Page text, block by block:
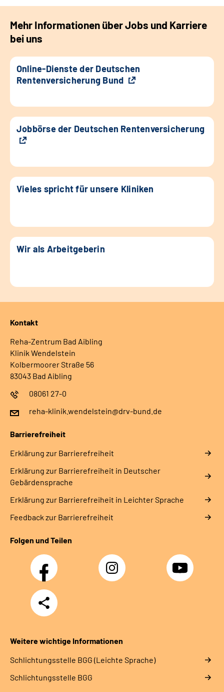
Mehr Informationen über Jobs und Karriere
bei uns
Online-Dienste der Deutschen
Rentenversicherung Bund
Jobbörse der Deutschen Rentenversicherung
Vieles spricht für unsere Kliniken
Wir als Arbeitgeberin
Kontakt
Reha-Zentrum Bad Aibling
Klinik Wendelstein
Kolbermoorer Straße 56
83043 Bad Aibling
08061 27-0
reha-klinik.wendelstein@drv-bund.de
Barrierefreiheit
Erklärung zur Barrierefreiheit
Erklärung zur Barrierefreiheit in Deutscher
Gebärdensprache
Erklärung zur Barrierefreiheit in Leichter Sprache
Feedback zur Barrierefreiheit
Folgen und Teilen
Facebook Instagram YouTube
Teilen
Weitere wichtige Informationen
Schlich­tungs­stel­le BGG (Leichte Sprache)
Schlich­tungs­stel­le BGG